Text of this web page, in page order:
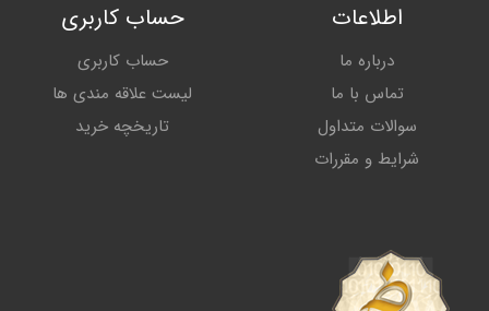
اطلاعات
درباره ما
تماس با ما
سوالات متداول
شرایط و مقررات
حساب کاربری
حساب کاربری
لیست علاقه مندی ها
تاریخچه خرید